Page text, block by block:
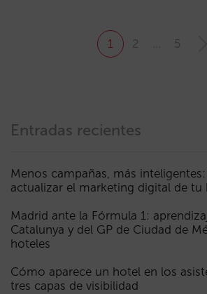
1 2 5
Entradas recientes
Menos campañas, más
actualizar el marketing digital de tu
Madrid ante la Fórmula 1:
Catalunya y del GP de Ciudad de
hoteles
Cómo aparece un hotel en los
tres capas de visibilidad